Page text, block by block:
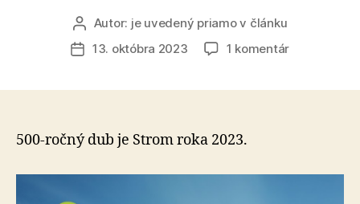
Autor
článku
Autor: je uvedený priamo v článku
Dátum
13. októbra 2023 1 komentárna
do
500-ročný dub je Strom roka 2023.